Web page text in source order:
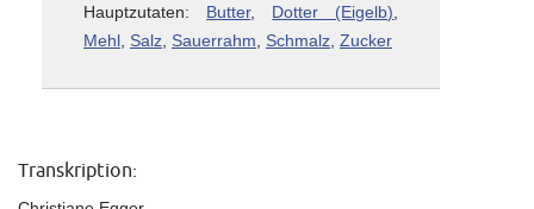
Hauptzutaten: Butter, Dotter (Eigelb)
Mehl Salz Sauerrahm Schmalz Zucker
Transkription: